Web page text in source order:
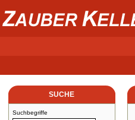
SUCHE
Suchbegriffe